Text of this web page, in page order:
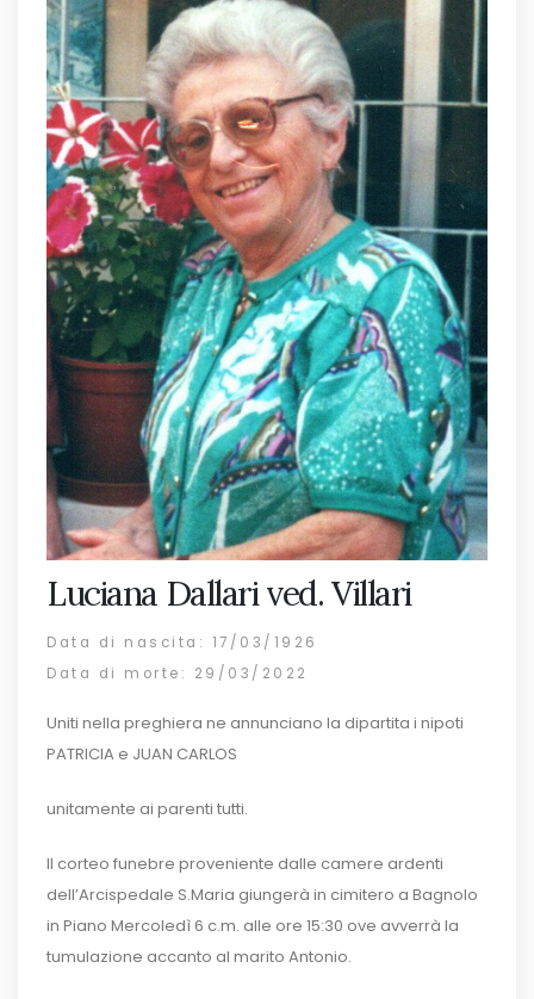
Luciana Dallari ved. Villari
Data di nascita: 17/03/1926
Data di morte: 29/03/2022
Uniti nella preghiera ne annunciano la dipartita i nipoti
PATRICIA e JUAN CARLOS
unitamente ai parenti tutti.
Il corteo funebre proveniente dalle camere ardenti
dell’Arcispedale S.Maria giungerà in cimitero a Bagnolo
in Piano Mercoledì 6 c.m. alle ore 15:30 ove avverrà la
tumulazione accanto al marito Antonio.